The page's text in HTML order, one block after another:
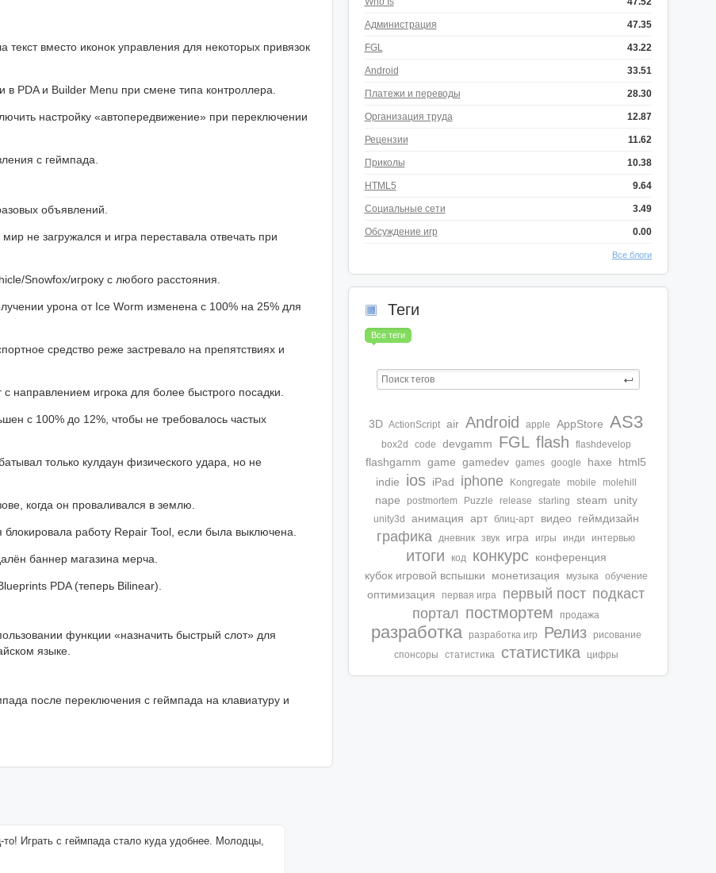
вместо иконок управления для некоторых привязок
в PDA и Builder Menu при смене типа контроллера.
настройку «автопередвижение» при переключении
с геймпада.
объявлений.
не загружался и игра переставала отвечать при
Snowfox/игроку с любого расстояния.
урона от Ice Worm изменена с 100% на 25% для
средство реже застревало на препятствиях и
направлением игрока для более быстрого посадки.
с 100% до 12%, чтобы не требовалось частых
только кулдаун физического удара, но не
когда он проваливался в землю.
работу Repair Tool, если была выключена.
баннер магазина мерча.
PDA (теперь Bilinear).
функции «назначить быстрый слот» для
языке.
после переключения с геймпада на клавиатуру и
Играть с геймпада стало куда удобнее. Молодцы,
Администрация 47.35
FGL 43.22
Android 33.51
Платежи и переводы 28.30
Организация труда 12.87
Рецензии 11.62
Приколы 10.38
HTML5 9.64
Социальные сети 3.49
Обсуждение игр 0.00
Все блоги
Теги
Все теги
3D ActionScript air Android apple AppStore AS3
box2d code devgamm FGL flash flashdevelop
flashgamm game gamedev games google haxe
html5
indie
ios iPad iphone Kongregate mobile molehill
nape postmortem Puzzle release starling steam unity
unity3d анимация арт блиц-арт видео геймдизайн
графика дневник звук игра игры инди интервью
итоги код конкурс конференция
кубок игровой вспышки
монетизация музыка обучение
оптимизация первая игра первый пост подкаст
портал постмортем продажа
разработка разработка игр Релиз
рисование
спонсоры
статиcтика статистика цифры